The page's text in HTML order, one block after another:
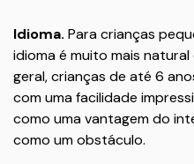
Idioma. Para crianças
idioma é muito mais
geral, crianças de até 6
com uma facilidade
como uma vantagem do
como um obstáculo.